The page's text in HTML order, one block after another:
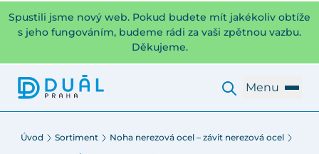
Spustili jsme nový web. Pokud budete mít jakékoliv obtíže
s jeho fungováním, budeme rádi za vaši zpětnou vazbu.
Děkujeme.
Menu
Úvod Sortiment
Noha nerezová ocel – závit nerezová ocel